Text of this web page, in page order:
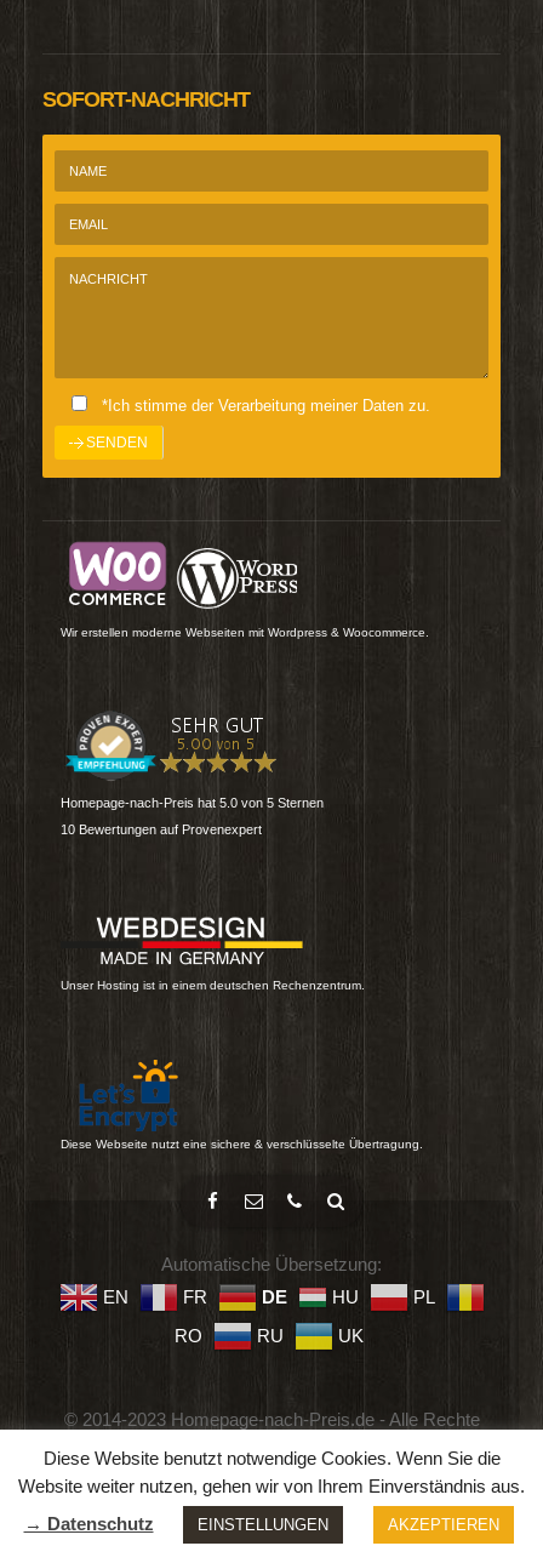
SOFORT-NACHRICHT
*Ich stimme der Verarbeitung meiner Daten zu.
Wir erstellen moderne Webseiten mit Wordpress & Woocommerce.
Homepage-nach-Preis hat 5.0 von 5 Sternen
10 Bewertungen auf Provenexpert
Unser Hosting ist in einem deutschen Rechenzentrum.
Diese Webseite nutzt eine sichere & verschlüsselte Übertragung.
Automatische Übersetzung:
EN
FR DE HU
PL
RO
RU UK
© 2014-2023 Homepage-nach-Preis.de - Alle Rechte
Geschäftsbedingungen
Diese Website benutzt notwendige Cookies. Wenn Sie die
Website weiter nutzen, gehen wir von Ihrem Einverständnis aus.
→ Datenschutz
EINSTELLUNGEN AKZEPTIEREN